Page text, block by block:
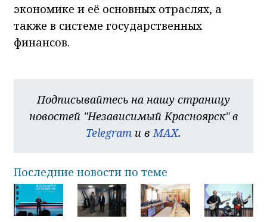
экономике и её основных отраслях, а
также в системе государственных
финансов.
Подписывайтесь на нашу страницу
новостей "Независимый Красноярск" в
Telegram и в MAX.
Последние новости по теме